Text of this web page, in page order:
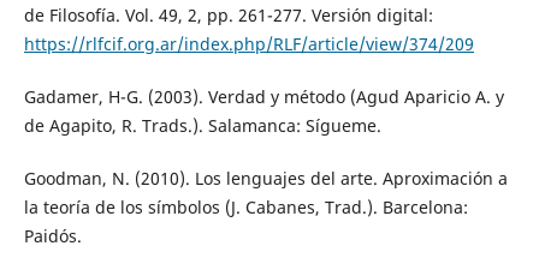
de Filosofía. Vol. 49, 2, pp. 261-277. Versión digital:
https://rlfcif.org.ar/index.php/RLF/article/view/374/209
Gadamer, H-G. (2003). Verdad y método (Agud Aparicio A. y
de Agapito, R. Trads.). Salamanca: Sígueme.
Goodman, N. (2010). Los lenguajes del arte. Aproximación a
la teoría de los símbolos (J. Cabanes, Trad.). Barcelona:
Paidós.